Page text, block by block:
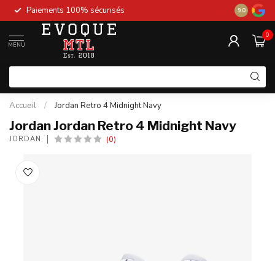
Paiements 100% sécurisés New stock
9.0
MENU
0
Accueil / Jordan Retro 4 Midnight Navy
Jordan Jordan Retro 4 Midnight Navy
JORDAN (0)